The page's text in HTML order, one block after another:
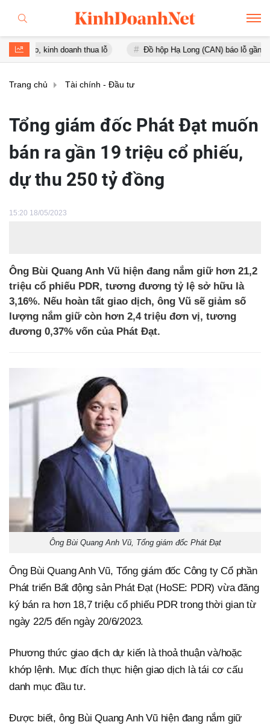
doanh thua lỗ Đồ hộp Hạ Long (CAN) báo lỗ gần 16 tỷ đồng,
Trang chủ Tài chính - Đầu tư
Tổng giám đốc Phát Đạt muốn
bán ra gần 19 triệu cổ phiếu,
dự thu 250 tỷ đồng
15:20 18/05/2023
Ông Bùi Quang Anh Vũ hiện đang nắm giữ hơn 21,2
triệu cổ phiếu PDR, tương đương tỷ lệ sở hữu là
3,16%. Nếu hoàn tất giao dịch, ông Vũ sẽ giảm số
lượng nắm giữ còn hơn 2,4 triệu đơn vị, tương
đương 0,37% vốn của Phát Đạt.
Ông Bùi Quang Anh Vũ, Tổng giám đốc Phát Đạt
Ông Bùi Quang Anh Vũ, Tổng giám đốc Công ty Cổ phần
Phát triển Bất động sản Phát Đạt (HoSE: PDR) vừa đăng
ký bán ra hơn 18,7 triệu cổ phiếu PDR trong thời gian từ
ngày 22/5 đến ngày 20/6/2023.
Phương thức giao dịch dự kiến là thoả thuận và/hoặc
khớp lệnh. Mục đích thực hiện giao dịch là tái cơ cấu
danh mục đầu tư.
Được biết, ông Bùi Quang Anh Vũ hiện đang nắm giữ